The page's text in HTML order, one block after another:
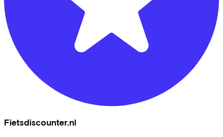
Fietsdiscounter.nl